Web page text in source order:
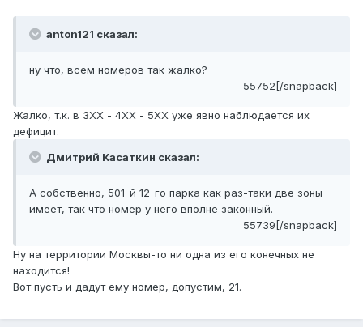
anton121 сказал:
ну что, всем номеров так жалко?
55752[/snapback]
Жалко, т.к. в 3ХХ - 4ХХ - 5ХХ уже явно наблюдается их
дефицит.
Дмитрий Касаткин сказал:
А собственно, 501-й 12-го парка как раз-таки две зоны
имеет, так что номер у него вполне законный.
55739[/snapback]
Ну на территории Москвы-то ни одна из его конечных не
находится!
Вот пусть и дадут ему номер, допустим, 21.